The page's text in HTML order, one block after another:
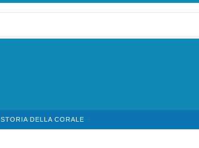
STORIA DELLA CORALE